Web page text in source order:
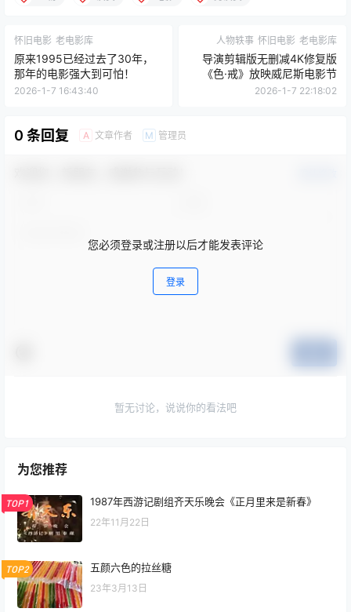
怀旧电影 老电影库
原来1995已经过去了30年，
那年的电影强大到可怕！
2026-1-7 16:43:40
人物轶事 怀旧电影 老电影库
导演剪辑版无删减4K修复版
《色·戒》放映威尼斯电影节
2026-1-7 22:18:02
0 条回复 A 文章作者 M 管理员
您必须登录或注册以后才能发表评论
登录
暂无讨论，说说你的看法吧
为您推荐
TOP1 1987年西游记剧组齐天乐晚会《正月里来是新春》
22年11月22日
TOP2 五颜六色的拉丝糖
23年3月13日